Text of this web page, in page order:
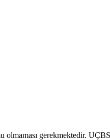
gerekmektedir.